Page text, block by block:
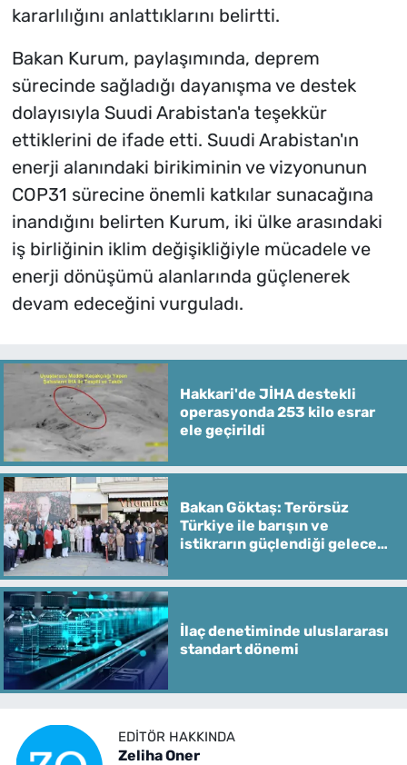
kararlılığını anlattıklarını belirtti.
Bakan Kurum, paylaşımında, deprem
sürecinde sağladığı dayanışma ve destek
dolayısıyla Suudi Arabistan'a teşekkür
ettiklerini de ifade etti. Suudi Arabistan'ın
enerji alanındaki birikiminin ve vizyonunun
COP31 sürecine önemli katkılar sunacağına
inandığını belirten Kurum, iki ülke arasındaki
iş birliğinin iklim değişikliğiyle mücadele ve
enerji dönüşümü alanlarında güçlenerek
devam edeceğini vurguladı.
Hakkari'de JİHA destekli
operasyonda 253 kilo esrar
ele geçirildi
Bakan Göktaş: Terörsüz
Türkiye ile barışın ve
istikrarın güçlendiği gelecek
İlaç denetiminde uluslararası
standart dönemi
EDITÖR HAKKINDA
Zeliha Oner